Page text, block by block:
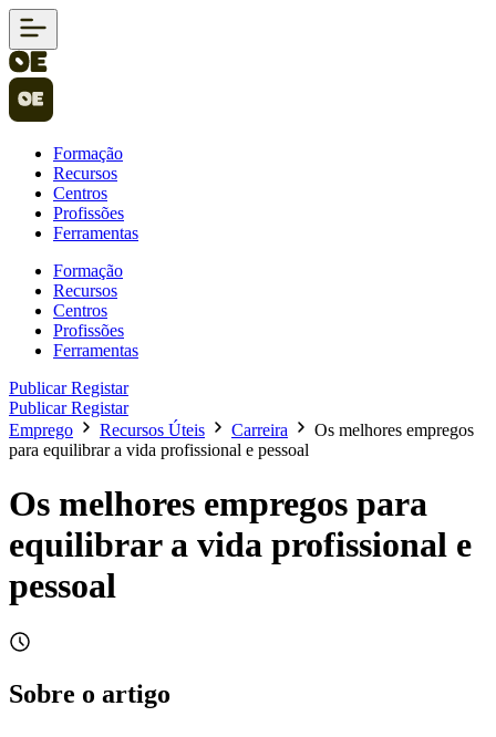
Formação
Recursos
Centros
Profissões
Ferramentas
Formação
Recursos
Centros
Profissões
Ferramentas
PublicarRegistar
PublicarRegistar
Emprego
Recursos Úteis Carreira
Os melhores empregos
para equilibrar a vida profissional e pessoal
Os melhores empregos para
equilibrar a vida profissional e
pessoal
Sobre o artigo